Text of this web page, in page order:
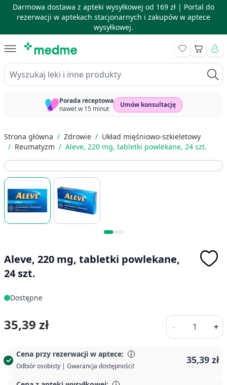
Darmowa dostawa z apteki wysyłkowej od 169 zł | Portal do
rezerwacji w aptekach stacjonarnych i zakupów w aptece
wysyłkowej.
Wyszukaj leki i inne produkty
Koszyk
Porada receptowa
nawet w 15 minut
Umów konsultację
Strona główna / Zdrowie / Układ mięśniowo-szkieletowy
/ Reumatyzm / Aleve, 220 mg, tabletki powlekane, 24 szt.
Aleve, 220 mg, tabletki powlekane,
24 szt.
Dostępne
Cena przy rezerwacji w aptece:
Odbiór osobisty | Gwarancja dostępności!
35,39 zł
35,39 zł -
Ilość
+